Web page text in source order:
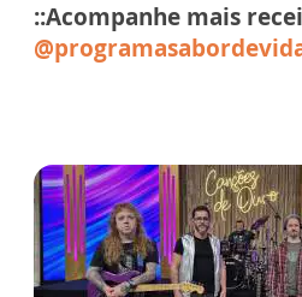
::Acompanhe mais